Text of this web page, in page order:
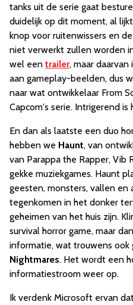
tanks uit de serie gaat
duidelijk op dit moment, al
knop voor ruitenwissers en
niet verwerkt zullen worden
wel een trailer, maar
aan gameplay-beelden, dus
naar wat ontwikkelaar From
Capcom's serie. Intrigerend is
En dan als laatste een duo
hebben we Haunt, van
van Parappa the Rapper, Vib
gekke muziekgames. Haunt
geesten, monsters, vallen
tegenkomen in het donker
geheimen van het huis zijn.
survival horror game, maar
informatie, wat trouwens ook
Nightmares. Het wordt een
informatiestroom weer op.
Ik verdenk Microsoft ervan